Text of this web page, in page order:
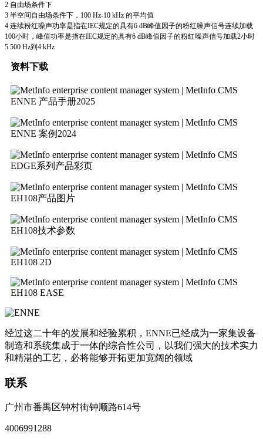
2 自由场条件下
3 半空间自由场条件下，100 Hz-10 kHz 的平均值
4 连续粉红噪声功率是指在IEC规定的具有6 dB峰值因子的粉红噪声信号连续加载
100小时，峰值功率是指在IEC规定的具有6 dB峰值因子的粉红噪声信号加载2小时
5 500 Hz到4 kHz
资料下载
ENNE 产品手册2025
ENNE 案例2024
EDGE系列产品彩页
EH108产品图片
EH108技术参数
EH108 2D
EH108 EASE
经过这二十年的发展和经验累积，ENNE已经成为一家集设备
制造和系统集成于一体的综合性公司，以我们强大的技术实力
和精湛的工艺，必将能够开拓更加宽阔的领域
联系
广州市番禺区钟村街钟顺路614号
4006991288